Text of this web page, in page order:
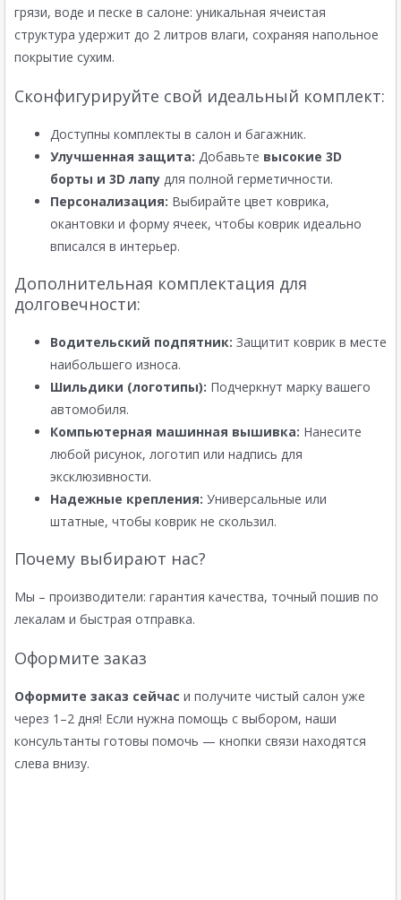
грязи, воде и песке в салоне: уникальная ячеистая
структура удержит до 2 литров влаги, сохраняя напольное
покрытие сухим.
Сконфигурируйте свой идеальный комплект:
Доступны комплекты в салон и багажник.
Улучшенная защита: Добавьте высокие 3D
борты и 3D лапу для полной герметичности.
Персонализация: Выбирайте цвет коврика,
окантовки и форму ячеек, чтобы коврик идеально
вписался в интерьер.
Дополнительная комплектация для
долговечности:
Водительский подпятник: Защитит коврик в месте
наибольшего износа.
Шильдики (логотипы): Подчеркнут марку вашего
автомобиля.
Компьютерная машинная вышивка: Нанесите
любой рисунок, логотип или надпись для
эксклюзивности.
Надежные крепления: Универсальные или
штатные, чтобы коврик не скользил.
Почему выбирают нас?
Мы – производители: гарантия качества, точный пошив по
лекалам и быстрая отправка.
Оформите заказ
Оформите заказ сейчас и получите чистый салон уже
через 1–2 дня! Если нужна помощь с выбором, наши
консультанты готовы помочь — кнопки связи находятся
слева внизу.